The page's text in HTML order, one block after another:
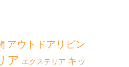
アウトドアリビン
ア エクステリア キッ